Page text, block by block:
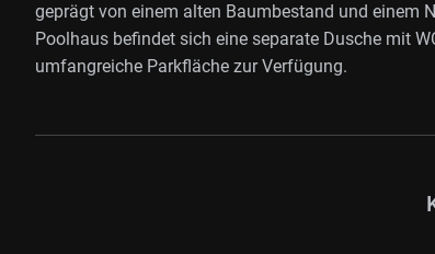
geprägt von einem alten Baumbestand und einem
Poolhaus befindet sich eine separate Dusche mit
umfangreiche Parkfläche zur Verfügung.